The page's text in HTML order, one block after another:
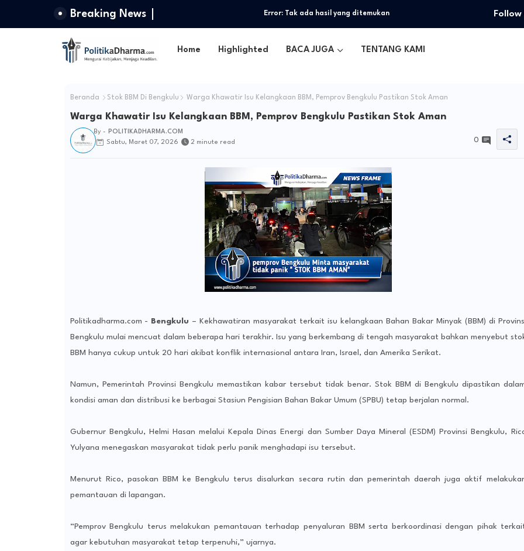
Breaking News Error: Tak ada hasil yang ditemukan Follow
Home Highlighted BACA JUGA TENTANG KAMI
Beranda Stok BBM Di Bengkulu Warga Khawatir Isu Kelangkaan BBM, Pemprov Bengkulu Pastikan Stok Aman
Warga Khawatir Isu Kelangkaan BBM, Pemprov Bengkulu Pastikan Stok Aman
By -
POLITIKADHARMA.COM
Sabtu, Maret 07, 2026
2 minute read 0
Politikadharma.com - Bengkulu – Kekhawatiran masyarakat terkait isu kelangkaan Bahan Bakar Minyak (BBM) di
Bengkulu mulai mencuat dalam beberapa hari terakhir. Isu yang berkembang di tengah masyarakat bahkan menyebut
BBM hanya cukup untuk 20 hari akibat konflik internasional antara Iran, Israel, dan Amerika Serikat.
Namun, Pemerintah Provinsi Bengkulu memastikan kabar tersebut tidak benar. Stok BBM di Bengkulu dipastikan
kondisi aman dan distribusi ke berbagai Stasiun Pengisian Bahan Bakar Umum (SPBU) tetap berjalan normal.
Gubernur Bengkulu, Helmi Hasan melalui Kepala Dinas Energi dan Sumber Daya Mineral (ESDM) Provinsi Bengkulu,
Yulyana menegaskan masyarakat tidak perlu panik menghadapi isu tersebut.
Menurut Rico, pasokan BBM ke Bengkulu terus disalurkan secara rutin dan pemerintah daerah juga aktif
pemantauan di lapangan.
“Pemprov Bengkulu terus melakukan pemantauan terhadap penyaluran BBM serta berkoordinasi dengan pihak
agar kebutuhan masyarakat tetap terpenuhi,” ujarnya.